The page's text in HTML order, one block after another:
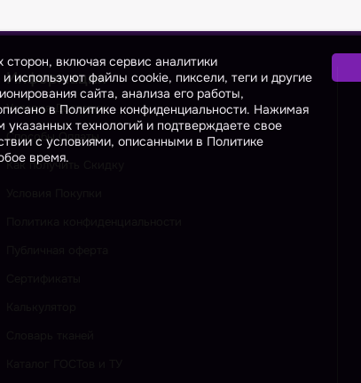
Информация
Условия Доставки
Способы Оплаты
Как получить Скидку
включая сервис аналитики
используют файлы cookie, пиксели, теги и другие
сайта, анализа его работы,
в Политике конфиденциальности. Нажимая
технологий и подтверждаете свое
с условиями, описанными в Политике
время.